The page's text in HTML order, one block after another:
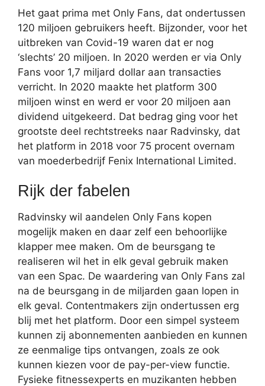
Het gaat prima met Only Fans, dat ondertussen
120 miljoen gebruikers heeft. Bijzonder, voor het
uitbreken van Covid-19 waren dat er nog
‘slechts’ 20 miljoen. In 2020 werden er via Only
Fans voor 1,7 miljard dollar aan transacties
verricht. In 2020 maakte het platform 300
miljoen winst en werd er voor 20 miljoen aan
dividend uitgekeerd. Dat bedrag ging voor het
grootste deel rechtstreeks naar Radvinsky, dat
het platform in 2018 voor 75 procent overnam
van moederbedrijf Fenix International Limited.
Rijk der fabelen
Radvinsky wil aandelen Only Fans kopen
mogelijk maken en daar zelf een behoorlijke
klapper mee maken. Om de beursgang te
realiseren wil het in elk geval gebruik maken
van een Spac. De waardering van Only Fans zal
na de beursgang in de miljarden gaan lopen in
elk geval. Contentmakers zijn ondertussen erg
blij met het platform. Door een simpel systeem
kunnen zij abonnementen aanbieden en kunnen
ze eenmalige tips ontvangen, zoals ze ook
kunnen kiezen voor de pay-per-view functie.
Fysieke fitnessexperts en muzikanten hebben